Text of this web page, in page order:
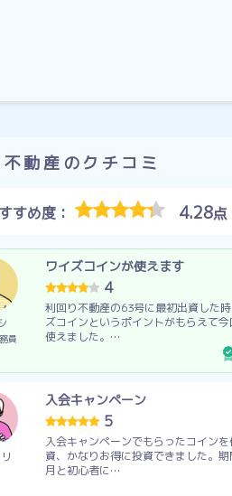
動産のクチコミ
すめ度： 4.28点
員
ワイズコインが使えます
4
利回り不動産の63号に最初出資した
ズコインというポイントがもらえて
使えました。…
入会キャンペーン
5
入会キャンペーンでもらったコイン
資、かなりお得に投資できました。
月と初心者に…